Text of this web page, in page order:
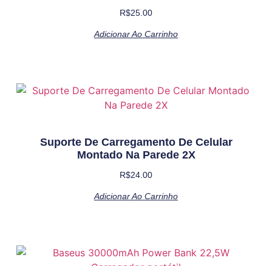
R$25.00
Adicionar Ao Carrinho
Suporte De Carregamento De Celular
Montado Na Parede 2X
R$24.00
Adicionar Ao Carrinho